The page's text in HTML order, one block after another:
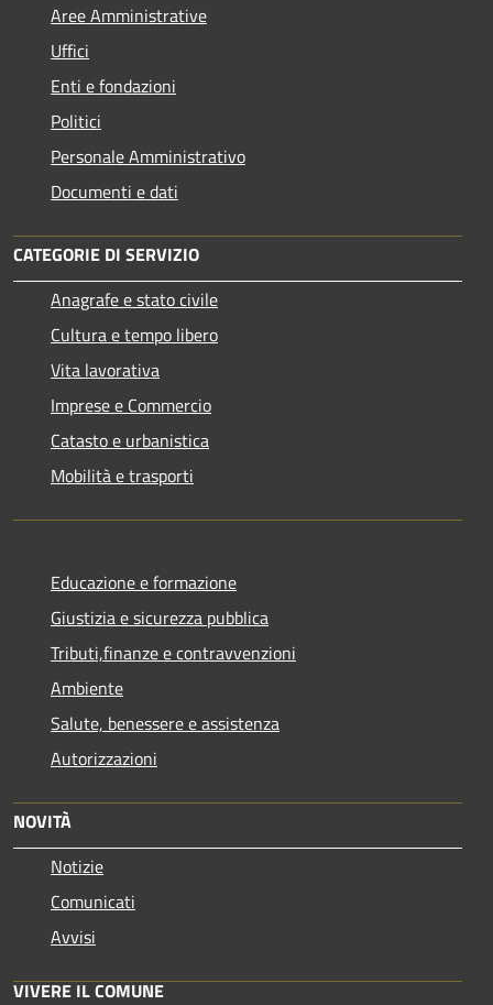
Aree Amministrative
Uffici
Enti e fondazioni
Politici
Personale Amministrativo
Documenti e dati
CATEGORIE DI SERVIZIO
Anagrafe e stato civile
Cultura e tempo libero
Vita lavorativa
Imprese e Commercio
Catasto e urbanistica
Mobilità e trasporti
Educazione e formazione
Giustizia e sicurezza pubblica
Tributi,finanze e contravvenzioni
Ambiente
Salute, benessere e assistenza
Autorizzazioni
NOVITÀ
Notizie
Comunicati
Avvisi
VIVERE IL COMUNE